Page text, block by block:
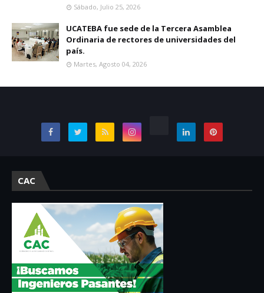
Sábado, Julio 25, 2026
UCATEBA fue sede de la Tercera Asamblea
Ordinaria de rectores de universidades del
país.
Martes, Agosto 04, 2026
CAC